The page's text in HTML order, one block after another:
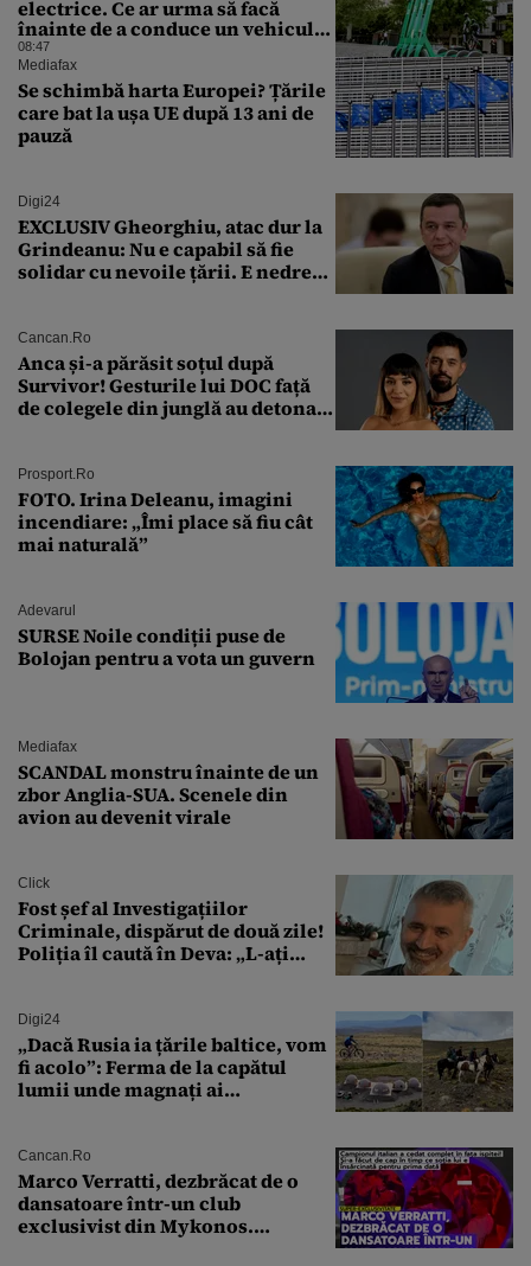
electrice. Ce ar urma să facă
înainte de a conduce un vehicul
pe drumurile publice
08:47
Mediafax
Se schimbă harta Europei? Țările
care bat la ușa UE după 13 ani de
pauză
Digi24
EXCLUSIV Gheorghiu, atac dur la
Grindeanu: Nu e capabil să fie
solidar cu nevoile țării. E nedrept
Cancan.ro
Anca și-a părăsit soțul după
Survivor! Gesturile lui DOC față
de colegele din junglă au detonat
Prosport.ro
FOTO. Irina Deleanu, imagini
incendiare: „Îmi place să fiu cât
mai naturală”
Adevarul
SURSE Noile condiții puse de
Bolojan pentru a vota un guvern
Mediafax
SCANDAL monstru înainte de un
zbor Anglia-SUA. Scenele din
avion au devenit virale
Click
Fost șef al Investigațiilor
Criminale, dispărut de două zile!
Poliția îl caută în Deva: „L-ați
Digi24
„Dacă Rusia ia țările baltice, vom
fi acolo”: Ferma de la capătul
lumii unde magnați ai
Cancan.ro
Marco Verratti, dezbrăcat de o
dansatoare într-un club
exclusivist din Mykonos.